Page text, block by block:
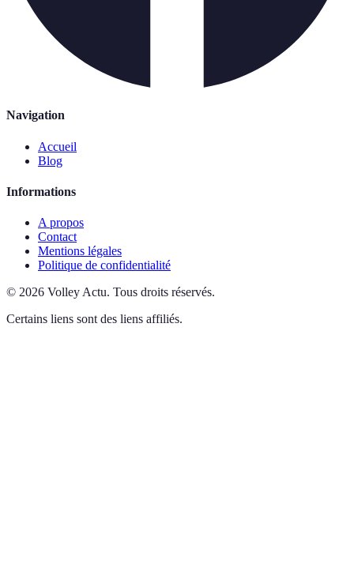
Navigation
Accueil
Blog
Informations
A propos
Contact
Mentions légales
Politique de confidentialité
© 2026 Volley Actu. Tous droits réservés.
Certains liens sont des liens affiliés.